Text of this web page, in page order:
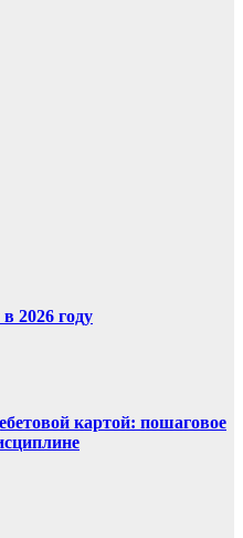
2026 году
картой: пошаговое